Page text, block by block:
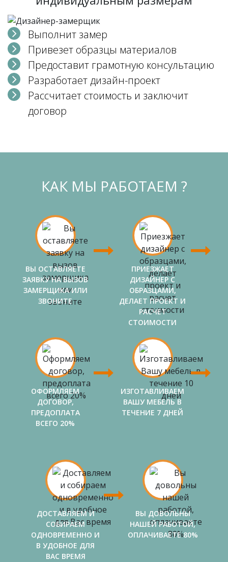
Выполнит замер
Привезет образцы материалов
Предоставит грамотную консультацию
Разработает дизайн-проект
Рассчитает стоимость и заключит
договор
КАК МЫ РАБОТАЕМ ?
ВЫ ОСТАВЛЯЕТЕ
ЗАЯВКУ НА ВЫЗОВ
ЗАМЕРЩИКА ИЛИ
ЗВОНИТЕ
ПРИЕЗЖАЕТ
ДИЗАЙНЕР С
ОБРАЗЦАМИ,
ДЕЛАЕТ ПРОЕКТ И
РАСЧЕТ
СТОИМОСТИ
ОФОРМЛЯЕМ
ДОГОВОР,
ПРЕДОПЛАТА
ВСЕГО 20%
ИЗГОТАВЛИВАЕМ
ВАШУ МЕБЕЛЬ В
ТЕЧЕНИЕ 7 ДНЕЙ
ДОСТАВЛЯЕМ И
СОБИРАЕМ
ОДНОВРЕМЕННО И
В УДОБНОЕ ДЛЯ
ВАС ВРЕМЯ
ВЫ ДОВОЛЬНЫ
НАШЕЙ РАБОТОЙ,
ОПЛАЧИВАЕТЕ 80%